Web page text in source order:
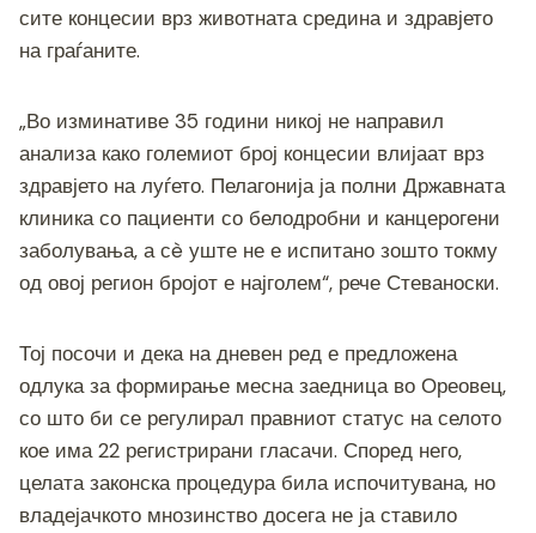
сите концесии врз животната средина и здравјето
на граѓаните.
„Во изминативе 35 години никој не направил
анализа како големиот број концесии влијаат врз
здравјето на луѓето. Пелагонија ја полни Државната
клиника со пациенти со белодробни и канцерогени
заболувања, а сè уште не е испитано зошто токму
од овој регион бројот е најголем“, рече Стеваноски.
Тој посочи и дека на дневен ред е предложена
одлука за формирање месна заедница во Ореовец,
со што би се регулирал правниот статус на селото
кое има 22 регистрирани гласачи. Според него,
целата законска процедура била испочитувана, но
владејачкото мнозинство досега не ја ставило